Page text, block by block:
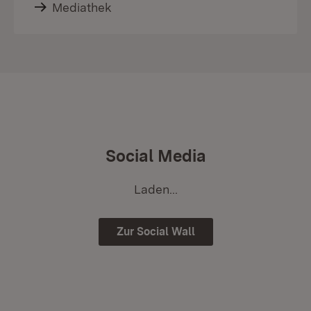
Mediathek
Social Media
Laden...
Zur Social Wall